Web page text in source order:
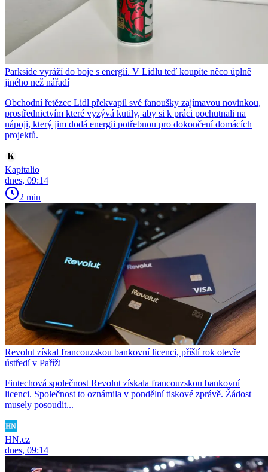
Parkside vyráží do boje s energií. V Lidlu teď koupíte něco úplně
jiného než nářadí
Obchodní řetězec Lidl překvapil své fanoušky zajímavou novinkou,
prostřednictvím které vyzývá kutily, aby si k práci pochutnali na
nápoji, který jim dodá energii potřebnou pro dokončení domácích
projektů.
Kapitalio
dnes, 09:14
2 min
Revolut získal francouzskou bankovní licenci, příští rok otevře
ústředí v Paříži
Fintechová společnost Revolut získala francouzskou bankovní
licenci. Společnost to oznámila v pondělní tiskové zprávě. Žádost
musely posoudit...
HN.cz
dnes, 09:14